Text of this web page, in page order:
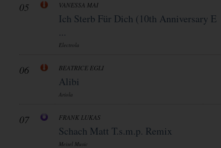
05 VANESSA MAI
Ich Sterb Für Dich (10th Anniversary E
...
Electrola
06 BEATRICE EGLI
Alibi
Ariola
07 FRANK LUKAS
Schach Matt T.s.m.p. Remix
Meisel Music